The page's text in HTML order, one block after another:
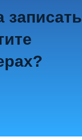
записать